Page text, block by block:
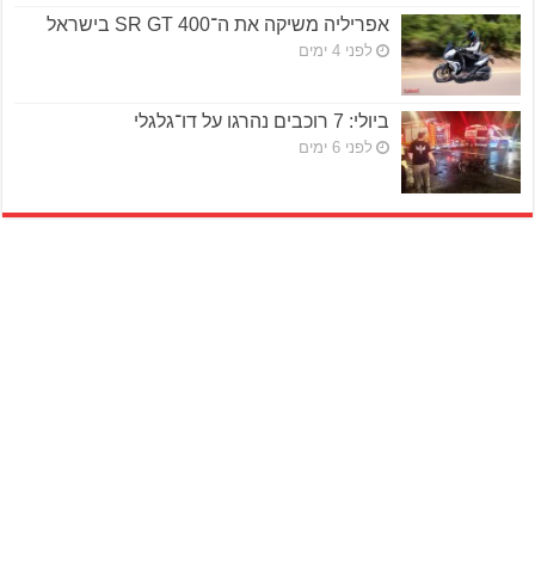
אפריליה משיקה את ה־SR GT 400 בישראל
לפני 4 ימים
ביולי: 7 רוכבים נהרגו על דו־גלגלי
לפני 6 ימים